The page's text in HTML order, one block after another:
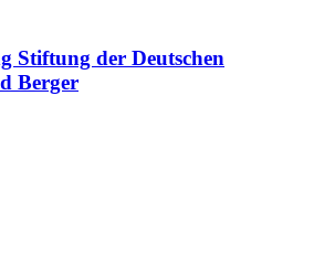
Stiftung der Deutschen
Berger